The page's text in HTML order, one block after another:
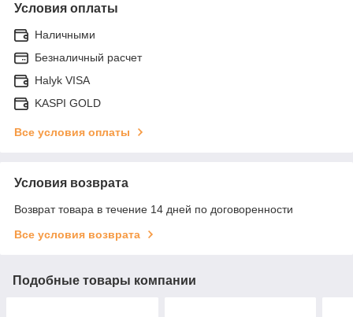
Условия оплаты
Наличными
Безналичный расчет
Halyk VISA
KASPI GOLD
Все условия оплаты
Условия возврата
Возврат товара в течение 14 дней по договоренности
Все условия возврата
Подобные товары компании